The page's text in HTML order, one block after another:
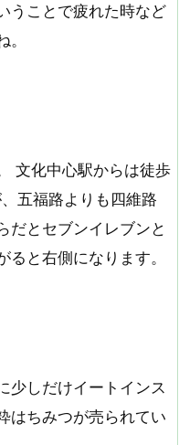
うことで疲れた時など
文化中心駅からは徒歩
五福路よりも四維路
だとセブンイレブンと
と右側になります。
少しだけイートインス
はちみつが売られてい